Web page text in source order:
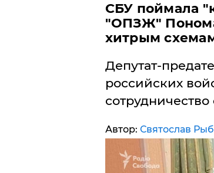
СБУ поймала
"ОПЗЖ"
хитрым
Депутат-
российских
сотрудничество
Автор: Святослав